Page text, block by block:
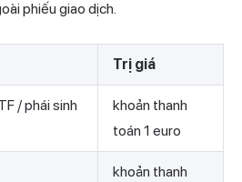
phiếu giao dịch.
Trị giá
/ phái sinh
khoản thanh
toán 1 euro
khoản thanh